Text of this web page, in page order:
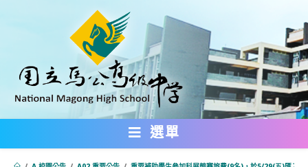
內
選單